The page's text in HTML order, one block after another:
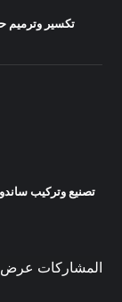
تكسير وترميم حمامات في
تصنيع وتركيب
المشاركات عرض